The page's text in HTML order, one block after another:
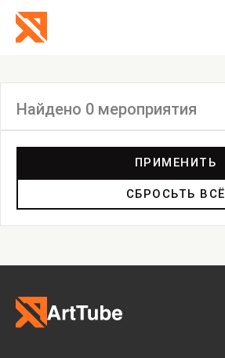
Найдено 0 мероприятия
Мастерские
Дискуссия
Пост-релиз
ПРИМЕНИТЬ
СБРОСЬТЬ ВСЁ